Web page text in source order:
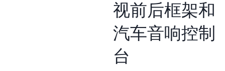
视前后框架和
汽车音响控制
台